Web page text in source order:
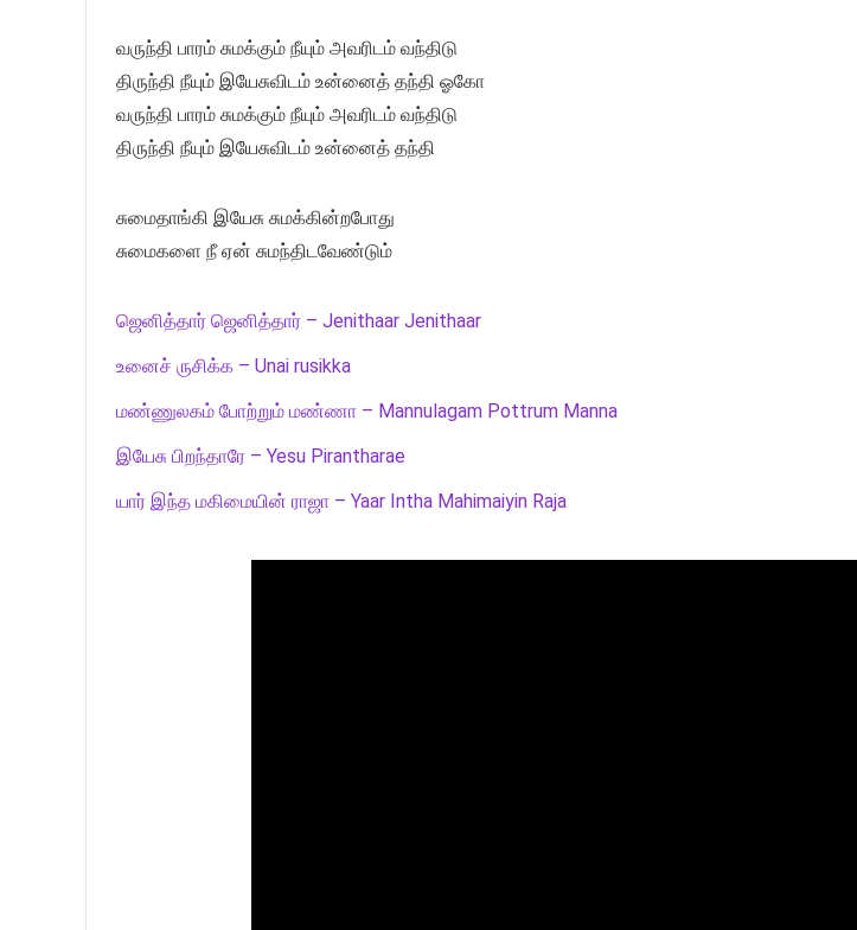
வருந்தி பாரம் சுமக்கும் நீயும் அவரிடம் வந்திடு
திருந்தி நீயும் இயேசுவிடம் உன்னைத் தந்தி ஓகோ
வருந்தி பாரம் சுமக்கும் நீயும் அவரிடம் வந்திடு
திருந்தி நீயும் இயேசுவிடம் உன்னைத் தந்தி
சுமைதாங்கி இயேசு சுமக்கின்றபோது
சுமைகளை நீ ஏன் சுமந்திடவேண்டும்
ஜெனித்தார் ஜெனித்தார் – Jenithaar Jenithaar
உனைச் ருசிக்க – Unai rusikka
மண்ணுலகம் போற்றும் மண்ணா – Mannulagam Pottrum Manna
இயேசு பிறந்தாரே – Yesu Pirantharae
யார் இந்த மகிமையின் ராஜா – Yaar Intha Mahimaiyin Raja